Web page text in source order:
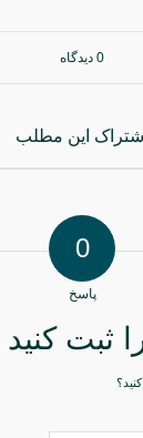
0 دیدگاه
اشتراک این مطلب
0
پاسخ
ثبت کنید